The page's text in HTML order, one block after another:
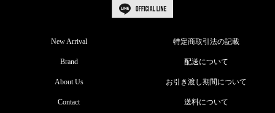
New Arrival
Brand
About Us
Contact
特定商取引法の記載
配送について
お引き渡し期間について
送料について